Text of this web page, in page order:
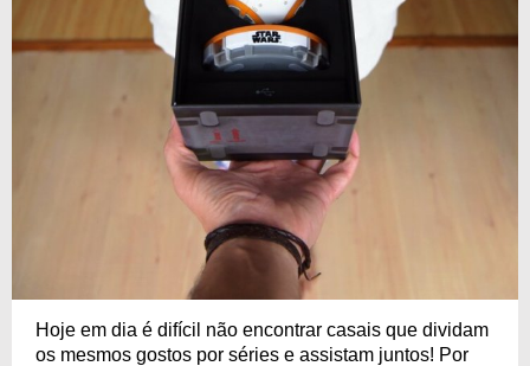
Hoje em dia é difícil não encontrar casais que dividam
os mesmos gostos por séries e assistam juntos! Por